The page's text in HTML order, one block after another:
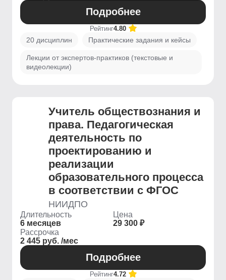
Подробнее
Рейтинг4.80
20 дисциплин Практические задания и кейсы
Лекции от экспертов-практиков (текстовые и
видеолекции)
Учитель обществознания и
права. Педагогическая
деятельность по
проектированию и
реализации
образовательного процесса
в соответствии с ФГОС
НИИДПО
Длительность
6 месяцев
Цена
29 300 ₽
Рассрочка
2 445 руб. /мес
Подробнее
Рейтинг4.72